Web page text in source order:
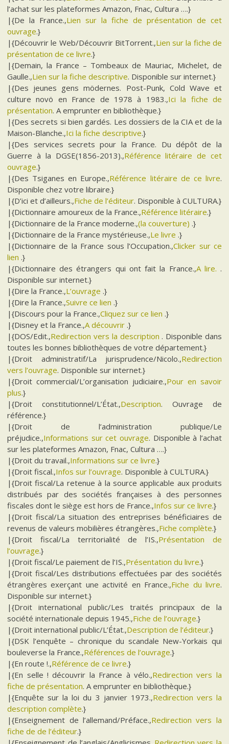
l’achat sur les plateformes Amazon, Fnac, Cultura ….}
|{De la France.,Lien sur la fiche de présentation de cet
ouvrage.}
|{Découvrir le Web/Découvrir BitTorrent.,Lien sur la fiche de
présentation de ce livre.}
|{Demain, la France – Tombeaux de Mauriac, Michelet, de
Gaulle.,Lien sur la fiche descriptive. Disponible sur internet.}
|{Des jeunes gens mödernes. Post-Punk, Cold Wave et
culture novö en France de 1978 à 1983.,Ici la fiche de
présentation. A emprunter en bibliothèque.}
|{Des secrets si bien gardés. Les dossiers de la CIA et de la
Maison-Blanche.,Ici la fiche descriptive.}
|{Des services secrets pour la France. Du dépôt de la
Guerre à la DGSE(1856-2013).,Référence litéraire de cet
ouvrage.}
|{Des Tsiganes en Europe.,Référence litéraire de ce livre.
Disponible chez votre libraire.}
|{D’ici et d’ailleurs.,Fiche de l’éditeur. Disponible à CULTURA.}
|{Dictionnaire amoureux de la France.,Référence litéraire.}
|{Dictionnaire de la France moderne.,(la couverture) .}
|{Dictionnaire de la France mystérieuse.,Le livre .}
|{Dictionnaire de la France sous l’Occupation.,Clicker sur ce
lien .}
|{Dictionnaire des étrangers qui ont fait la France.,A lire. .
Disponible sur internet.}
|{Dire la France.,L’ouvrage .}
|{Dire la France.,Suivre ce lien .}
|{Discours pour la France.,Cliquez sur ce lien .}
|{Disney et la France.,A découvrir .}
|{DOS/Edit.,Redirection vers la description . Disponible dans
toutes les bonnes bibliothèques de votre département.}
|{Droit administratif/La jurisprudence/Nicolo.,Redirection
vers l’ouvrage. Disponible sur internet.}
|{Droit commercial/L’organisation judiciaire.,Pour en savoir
plus.}
|{Droit constitutionnel/L’État.,Description. Ouvrage de
référence.}
|{Droit de l’administration publique/Le
préjudice.,Informations sur cet ouvrage. Disponible à l’achat
sur les plateformes Amazon, Fnac, Cultura ….}
|{Droit du travail.,Informations sur ce livre.}
|{Droit fiscal.,Infos sur l’ouvrage. Disponible à CULTURA.}
|{Droit fiscal/La retenue à la source applicable aux produits
distribués par des sociétés françaises à des personnes
fiscales dont le siège est hors de France.,Infos sur ce livre.}
|{Droit fiscal/La situation des entreprises bénéficiaires de
revenus de valeurs mobilières étrangères.,Fiche complète.}
|{Droit fiscal/La territorialité de l’IS.,Présentation de
l’ouvrage.}
|{Droit fiscal/Le paiement de l’IS.,Présentation du livre.}
|{Droit fiscal/Les distributions effectuées par des sociétés
étrangères exerçant une activité en France.,Fiche du livre.
Disponible sur internet.}
|{Droit international public/Les traités principaux de la
société internationale depuis 1945.,Fiche de l’ouvrage.}
|{Droit international public/L’État.,Description de l’éditeur.}
|{DSK l’enquête – chronique du scandale New-Yorkais qui
bouleverse la France.,Références de l’ouvrage.}
|{En route !.,Référence de ce livre.}
|{En selle ! découvrir la France à vélo.,Redirection vers la
fiche de présentation. A emprunter en bibliothèque.}
|{Enquête sur la loi du 3 janvier 1973.,Redirection vers la
description complète.}
|{Enseignement de l’allemand/Préface.,Redirection vers la
fiche de de l’éditeur.}